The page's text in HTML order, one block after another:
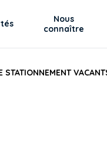
Nous
connaître
STATIONNEMENT